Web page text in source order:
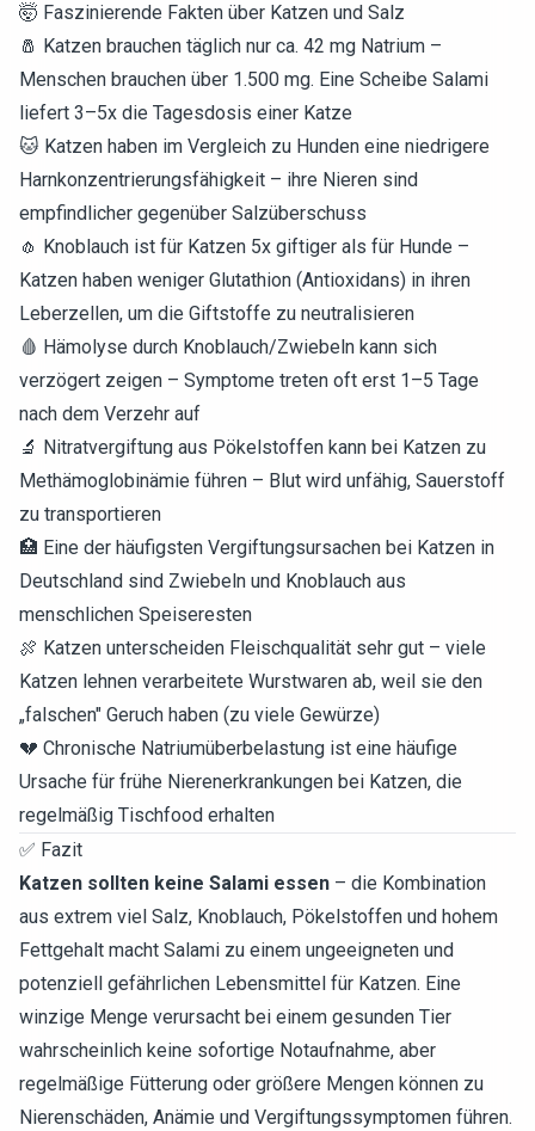
🤯 Faszinierende Fakten über Katzen und Salz
🧂 Katzen brauchen täglich nur ca. 42 mg Natrium –
Menschen brauchen über 1.500 mg. Eine Scheibe Salami
liefert 3–5x die Tagesdosis einer Katze
🐱 Katzen haben im Vergleich zu Hunden eine niedrigere
Harnkonzentrierungsfähigkeit – ihre Nieren sind
empfindlicher gegenüber Salzüberschuss
🧄 Knoblauch ist für Katzen 5x giftiger als für Hunde –
Katzen haben weniger Glutathion (Antioxidans) in ihren
Leberzellen, um die Giftstoffe zu neutralisieren
🩸 Hämolyse durch Knoblauch/Zwiebeln kann sich
verzögert zeigen – Symptome treten oft erst 1–5 Tage
nach dem Verzehr auf
🔬 Nitratvergiftung aus Pökelstoffen kann bei Katzen zu
Methämoglobinämie führen – Blut wird unfähig, Sauerstoff
zu transportieren
🏥 Eine der häufigsten Vergiftungsursachen bei Katzen in
Deutschland sind Zwiebeln und Knoblauch aus
menschlichen Speiseresten
🍖 Katzen unterscheiden Fleischqualität sehr gut – viele
Katzen lehnen verarbeitete Wurstwaren ab, weil sie den
„falschen" Geruch haben (zu viele Gewürze)
💔 Chronische Natriumüberbelastung ist eine häufige
Ursache für frühe Nierenerkrankungen bei Katzen, die
regelmäßig Tischfood erhalten
✅ Fazit
Katzen sollten keine Salami essen – die Kombination
aus extrem viel Salz, Knoblauch, Pökelstoffen und hohem
Fettgehalt macht Salami zu einem ungeeigneten und
potenziell gefährlichen Lebensmittel für Katzen. Eine
winzige Menge verursacht bei einem gesunden Tier
wahrscheinlich keine sofortige Notaufnahme, aber
regelmäßige Fütterung oder größere Mengen können zu
Nierenschäden, Anämie und Vergiftungssymptomen führen.